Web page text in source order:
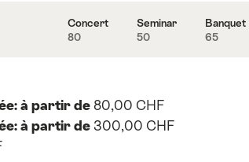
Concert
80
Seminar
50
Banquet
65
à partir de 80,00 CHF
à partir de 300,00 CHF